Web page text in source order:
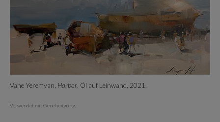
Vahe Yeremyan, Harbor , Öl auf Leinwand, 2021.
Verwendet mit Genehmigung.